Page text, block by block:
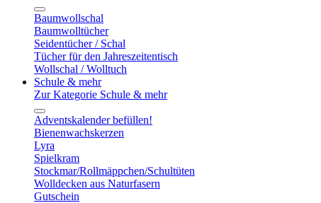
Baumwollschal
Baumwolltücher
Seidentücher / Schal
Tücher für den Jahreszeitentisch
Wollschal / Wolltuch
Schule & mehr
Zur Kategorie Schule & mehr
Adventskalender befüllen!
Bienenwachskerzen
Lyra
Spielkram
Stockmar/Rollmäppchen/Schultüten
Wolldecken aus Naturfasern
Gutschein